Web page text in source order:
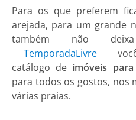
Para os que preferem
arejada, para um grande
também não
TemporadaLivre
catálogo de imóveis
para todos os gostos, nos
várias praias.